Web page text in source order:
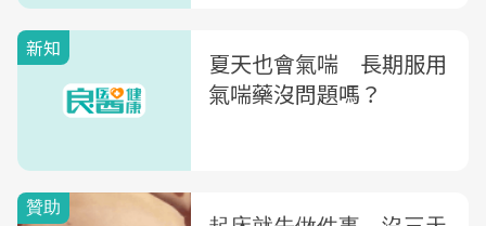
新知
夏天也會氣喘 長期服用
氣喘藥沒問題嗎？